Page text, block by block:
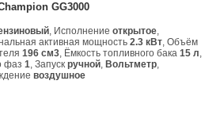
GG3000
, Исполнениеоткрытое,
активная мощность2.3 кВт, Объём
196 см3, Ёмкость топливного бака15 л,
фаз1, Запускручной, Вольтметр,
воздушное